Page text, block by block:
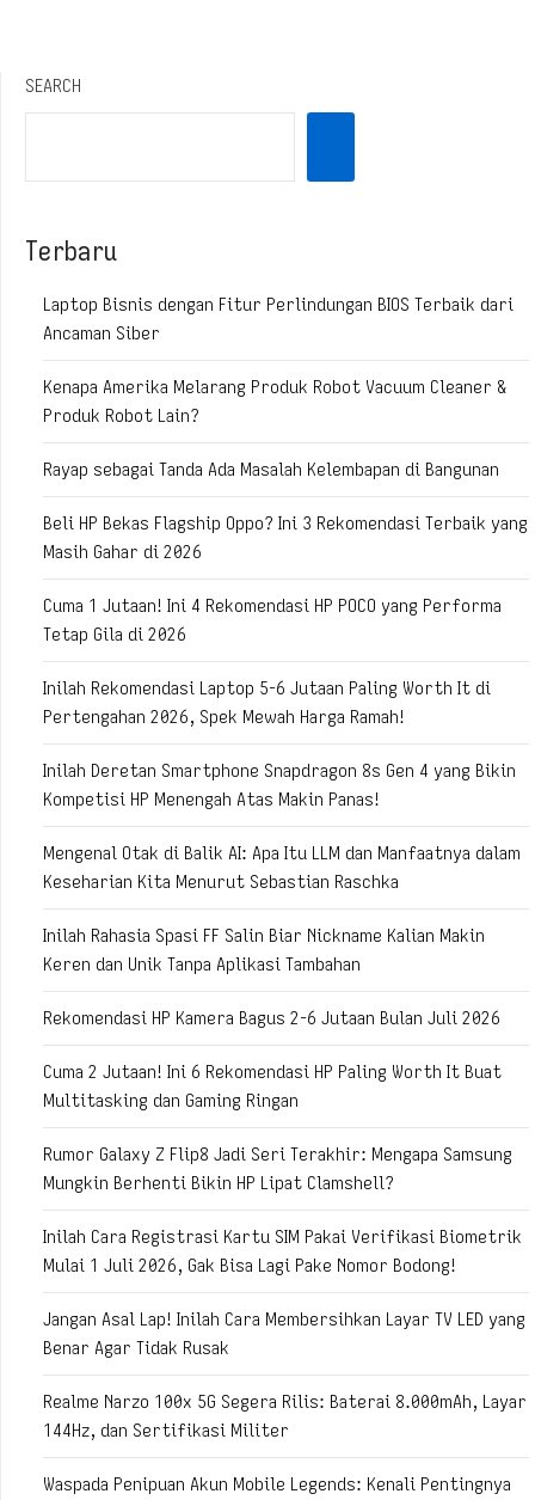
SEARCH
Terbaru
Laptop Bisnis dengan Fitur Perlindungan BIOS Terbaik dari
Ancaman Siber
Kenapa Amerika Melarang Produk Robot Vacuum Cleaner &
Produk Robot Lain?
Rayap sebagai Tanda Ada Masalah Kelembapan di Bangunan
Beli HP Bekas Flagship Oppo? Ini 3 Rekomendasi Terbaik yang
Masih Gahar di 2026
Cuma 1 Jutaan! Ini 4 Rekomendasi HP POCO yang Performa
Tetap Gila di 2026
Inilah Rekomendasi Laptop 5-6 Jutaan Paling Worth It di
Pertengahan 2026, Spek Mewah Harga Ramah!
Inilah Deretan Smartphone Snapdragon 8s Gen 4 yang Bikin
Kompetisi HP Menengah Atas Makin Panas!
Mengenal Otak di Balik AI: Apa Itu LLM dan Manfaatnya dalam
Keseharian Kita Menurut Sebastian Raschka
Inilah Rahasia Spasi FF Salin Biar Nickname Kalian Makin
Keren dan Unik Tanpa Aplikasi Tambahan
Rekomendasi HP Kamera Bagus 2-6 Jutaan Bulan Juli 2026
Cuma 2 Jutaan! Ini 6 Rekomendasi HP Paling Worth It Buat
Multitasking dan Gaming Ringan
Rumor Galaxy Z Flip8 Jadi Seri Terakhir: Mengapa Samsung
Mungkin Berhenti Bikin HP Lipat Clamshell?
Inilah Cara Registrasi Kartu SIM Pakai Verifikasi Biometrik
Mulai 1 Juli 2026, Gak Bisa Lagi Pake Nomor Bodong!
Jangan Asal Lap! Inilah Cara Membersihkan Layar TV LED yang
Benar Agar Tidak Rusak
Realme Narzo 100x 5G Segera Rilis: Baterai 8.000mAh, Layar
144Hz, dan Sertifikasi Militer
Waspada Penipuan Akun Mobile Legends: Kenali Pentingnya